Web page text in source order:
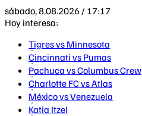
sábado, 8.08.2026 / 17:17
Hoy interesa:
Tigres vs Minnesota
Cincinnati vs Pumas
Pachuca vs Columbus Crew
Charlotte FC vs Atlas
México vs Venezuela
Katia Itzel